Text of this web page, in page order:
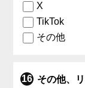
X
TikTok
その他
その他、